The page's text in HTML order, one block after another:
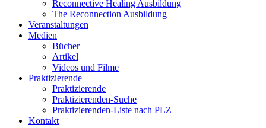
Reconnective Healing Ausbildung
The Reconnection Ausbildung
Veranstaltungen
Medien
Bücher
Artikel
Videos und Filme
Praktizierende
Praktizierende
Praktizierenden-Suche
Praktizierenden-Liste nach PLZ
Kontakt